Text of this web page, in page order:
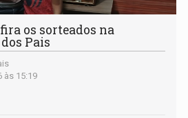
os sorteados na
Pais
às 15:19